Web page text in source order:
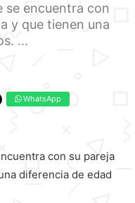
se encuentra con
y que tienen una
...
WhatsApp
con su pareja
diferencia de edad